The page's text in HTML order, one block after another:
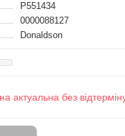
P551434
0000088127
Donaldson
актуальна без